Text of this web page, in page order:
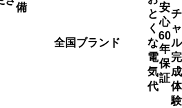
備
全国ブランド
と
く
な
電
気
代
安
心
60
年
保
証
チ
ャ
ル
完
成
体
験